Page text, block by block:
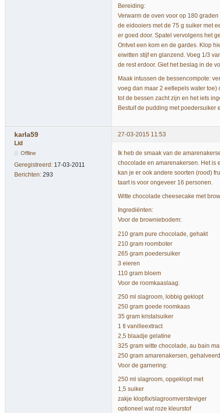
Bereiding:
Verwarm de oven voor op 180
de eidooiers met de 75 g suiker met
er goed door. Spatel vervolgens het
Ontvet een kom en de gardes. Klop
eiwitten stijf en glanzend. Voeg 1/3
de rest erdoor. Giet het beslag in de
Maak intussen de bessencompote:
voeg dan maar 2 eetlepels water
tot de bessen zacht zijn en het iets
Bestuif de pudding met poedersuiker
karla59
27-03-2015 11:53
Lid
Offline
Geregistreerd: 17-03-2011
Berichten: 293
Ik heb de smaak van de
chocolade en amarenakersen. Het is
kan je er ook andere soorten (rood)
taart is voor ongeveer 16 personen.
Witte chocolade cheesecake met
Ingrediënten:
Voor de browniebodem:
210 gram pure chocolade, gehakt
210 gram roomboter
265 gram poedersuiker
3 eieren
110 gram bloem
Voor de roomkaaslaag:
250 ml slagroom, lobbig geklopt
250 gram goede roomkaas
35 gram kristalsuiker
1 tl vanilleextract
2,5 blaadje gelatine
325 gram witte chocolade, au bain
250 gram amarenakersen, gehalveerd
Voor de garnering:
250 ml slagroom, opgeklopt met
1,5 suiker
zakje klopfix/slagroomversteviger
optioneel wat roze kleurstof